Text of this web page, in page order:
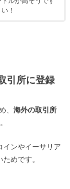
！
引所に登録
、 海外の取引所
インやイーサリア
めです。